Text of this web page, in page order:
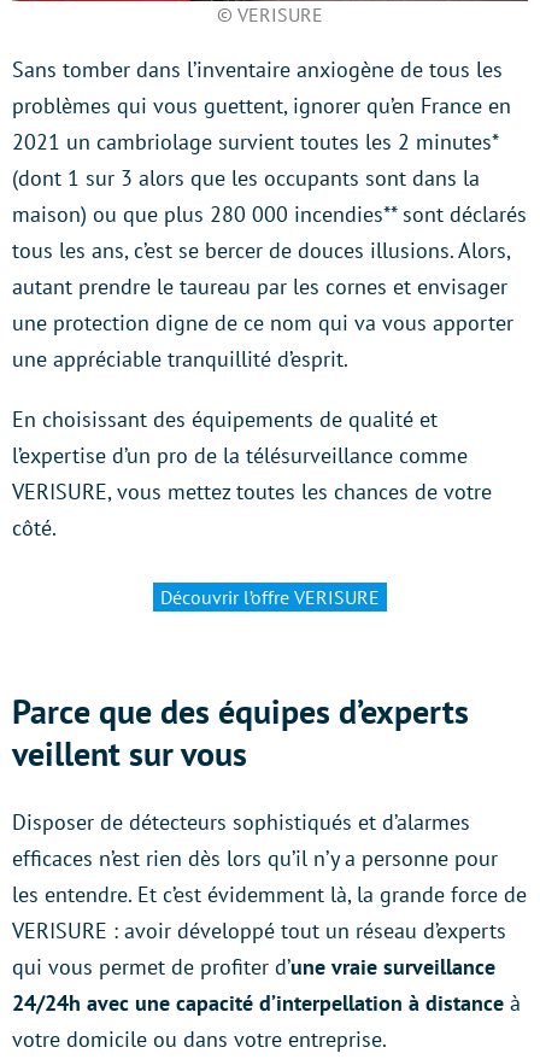
© VERISURE
Sans tomber dans l’inventaire anxiogène de tous les
problèmes qui vous guettent, ignorer qu’en France en
2021 un cambriolage survient toutes les 2 minutes*
(dont 1 sur 3 alors que les occupants sont dans la
maison) ou que plus 280 000 incendies** sont déclarés
tous les ans, c’est se bercer de douces illusions. Alors,
autant prendre le taureau par les cornes et envisager
une protection digne de ce nom qui va vous apporter
une appréciable tranquillité d’esprit.
En choisissant des équipements de qualité et
l’expertise d’un pro de la télésurveillance comme
VERISURE, vous mettez toutes les chances de votre
côté.
Découvrir l’offre VERISURE
Parce que des équipes d’experts
veillent sur vous
Disposer de détecteurs sophistiqués et d’alarmes
efficaces n’est rien dès lors qu’il n’y a personne pour
les entendre. Et c’est évidemment là, la grande force de
VERISURE : avoir développé tout un réseau d’experts
qui vous permet de profiter d’une vraie surveillance
24/24h avec une capacité d’interpellation à distance à
votre domicile ou dans votre entreprise.